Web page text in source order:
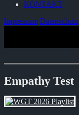
KONTAKT
Impressum Datenschutz
Empathy Test